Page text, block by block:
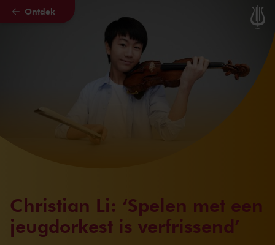
Naar hoofdcontent
Ontdek
Christian Li: ‘Spelen met een
jeugdorkest is verfrissend’